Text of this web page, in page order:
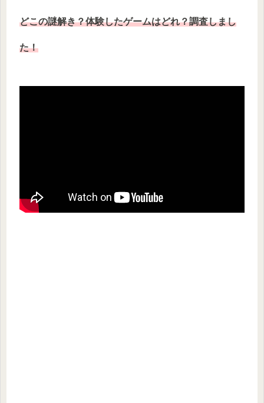
どこの謎解き？体験したゲームはどれ？調査しまし
た！